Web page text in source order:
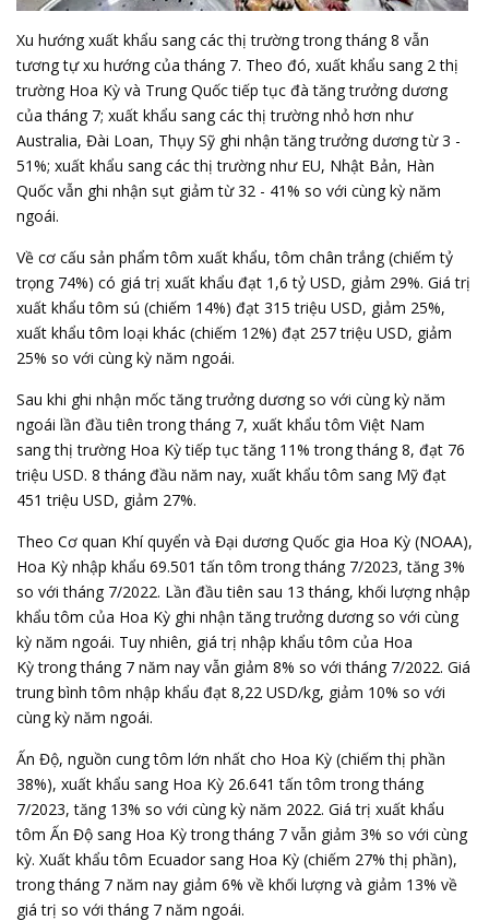
Xu hướng xuất khẩu sang các thị trường trong tháng 8 vẫn
tương tự xu hướng của tháng 7. Theo đó, xuất khẩu sang 2 thị
trường Hoa Kỳ và Trung Quốc tiếp tục đà tăng trưởng dương
của tháng 7; xuất khẩu sang các thị trường nhỏ hơn như
Australia, Đài Loan, Thụy Sỹ ghi nhận tăng trưởng dương từ 3 -
51%; xuất khẩu sang các thị trường như EU, Nhật Bản, Hàn
Quốc vẫn ghi nhận sụt giảm từ 32 - 41% so với cùng kỳ năm
ngoái.
Về cơ cấu sản phẩm tôm xuất khẩu, tôm chân trắng (chiếm tỷ
trọng 74%) có giá trị xuất khẩu đạt 1,6 tỷ USD, giảm 29%. Giá trị
xuất khẩu tôm sú (chiếm 14%) đạt 315 triệu USD, giảm 25%,
xuất khẩu tôm loại khác (chiếm 12%) đạt 257 triệu USD, giảm
25% so với cùng kỳ năm ngoái.
Sau khi ghi nhận mốc tăng trưởng dương so với cùng kỳ năm
ngoái lần đầu tiên trong tháng 7, xuất khẩu tôm Việt Nam
sang thị trường Hoa Kỳ tiếp tục tăng 11% trong tháng 8, đạt 76
triệu USD. 8 tháng đầu năm nay, xuất khẩu tôm sang Mỹ đạt
451 triệu USD, giảm 27%.
Theo Cơ quan Khí quyển và Đại dương Quốc gia Hoa Kỳ (NOAA),
Hoa Kỳ nhập khẩu 69.501 tấn tôm trong tháng 7/2023, tăng 3%
so với tháng 7/2022. Lần đầu tiên sau 13 tháng, khối lượng nhập
khẩu tôm của Hoa Kỳ ghi nhận tăng trưởng dương so với cùng
kỳ năm ngoái. Tuy nhiên, giá trị nhập khẩu tôm của Hoa
Kỳ trong tháng 7 năm nay vẫn giảm 8% so với tháng 7/2022. Giá
trung bình tôm nhập khẩu đạt 8,22 USD/kg, giảm 10% so với
cùng kỳ năm ngoái.
Ấn Độ, nguồn cung tôm lớn nhất cho Hoa Kỳ (chiếm thị phần
38%), xuất khẩu sang Hoa Kỳ 26.641 tấn tôm trong tháng
7/2023, tăng 13% so với cùng kỳ năm 2022. Giá trị xuất khẩu
tôm Ấn Độ sang Hoa Kỳ trong tháng 7 vẫn giảm 3% so với cùng
kỳ. Xuất khẩu tôm Ecuador sang Hoa Kỳ (chiếm 27% thị phần),
trong tháng 7 năm nay giảm 6% về khối lượng và giảm 13% về
giá trị so với tháng 7 năm ngoái.